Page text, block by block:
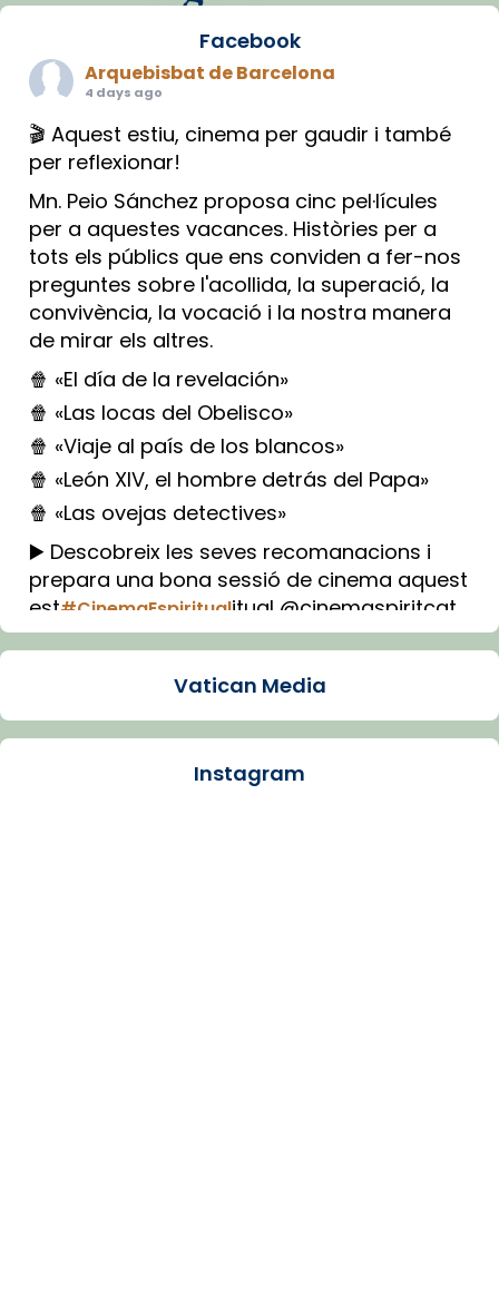
Facebook
Arquebisbat de Barcelona
4 days ago
🎬 Aquest estiu, cinema per gaudir i també
per reflexionar!
Mn. Peio Sánchez proposa cinc pel·lícules
per a aquestes vacances. Històries per a
tots els públics que ens conviden a fer-nos
preguntes sobre l'acollida, la superació, la
convivència, la vocació i la nostra manera
de mirar els altres.
🍿 «El día de la revelación»
🍿 «Las locas del Obelisco»
🍿 «Viaje al país de los blancos»
🍿 «León XIV, el hombre detrás del Papa»
🍿 «Las ovejas detectives»
▶️ Descobreix les seves recomanacions i
prepara una bona sessió de cinema aquest
est#CinemaEspiritualitual @cinemaspiritcat
Imatge: Generada amb IA (OpenAI)
Arquebisbat de Barcelona
Vatican Media
Instagram